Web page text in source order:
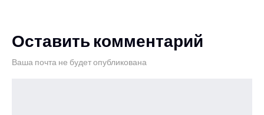
Оставить комментарий
Ваша почта не будет опубликована